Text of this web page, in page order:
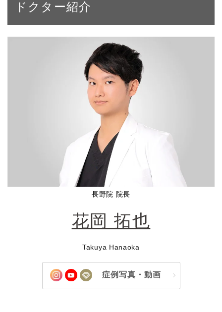
ドクター紹介
長野院 院長
花岡 拓也
Takuya Hanaoka
症例写真・動画